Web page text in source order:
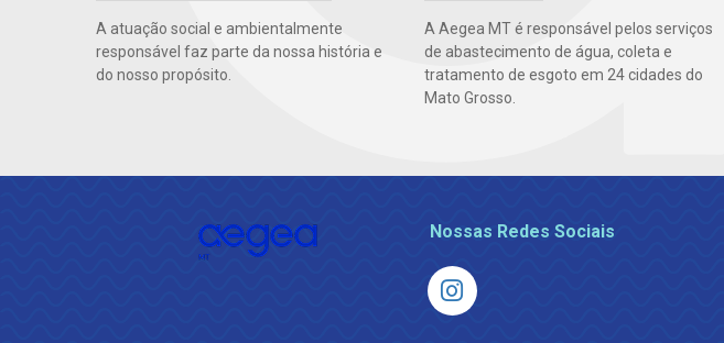
A atuação social e ambientalmente
responsável faz parte da nossa história e
do nosso propósito.
A Aegea MT é responsável pelos serviços
de abastecimento de água, coleta e
tratamento de esgoto em 24 cidades do
Mato Grosso.
Nossas Redes Sociais